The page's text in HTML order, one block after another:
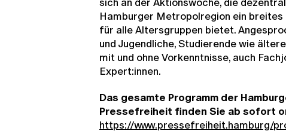
Hamburger Metropolregion ein
für alle Altersgruppen bietet.
und Jugendliche, Studierende wie
mit und ohne Vorkenntnisse, auch
Expert:innen.
Das gesamte Programm der
Pressefreiheit finden Sie ab sofort
https://www.pressefreiheit.hamburg/